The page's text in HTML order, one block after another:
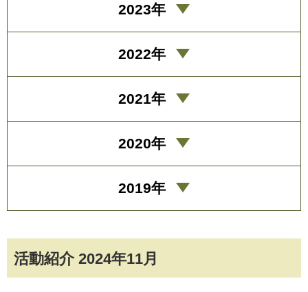
活動紹介 2024年11月
2023年
2022年
2021年
2020年
2019年